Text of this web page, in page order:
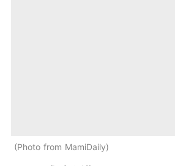
Photo from MamiDaily